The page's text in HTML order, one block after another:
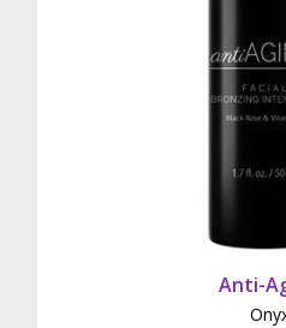
Anti-